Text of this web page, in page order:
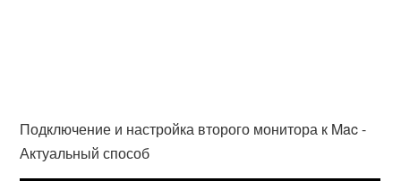
Подключение и настройка второго монитора к Mac -
Актуальный способ